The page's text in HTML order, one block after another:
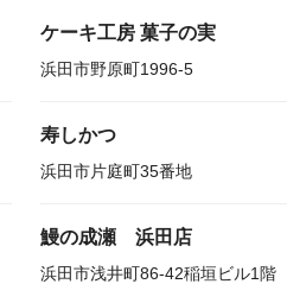
ケーキ工房 菓子の実
浜田市野原町1996-5
寿しかつ
浜田市片庭町35番地
鰻の成瀬 浜田店
浜田市浅井町86-42稲垣ビル1階